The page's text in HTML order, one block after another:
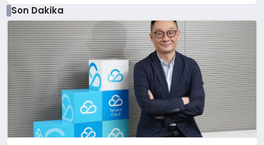
Son Dakika